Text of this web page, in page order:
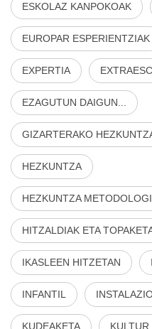
ESKOLAZ KANPOKOAK
EUROPAR ESPERIENTZIAK
EXPERTIA
EZAGUTUN DAIGUN...
GIZARTERAKO
HEZKUNTZA
HEZKUNTZA
HITZALDIAK ETA
IKASLEEN HITZETAN
INFANTIL
KUDEAKETA